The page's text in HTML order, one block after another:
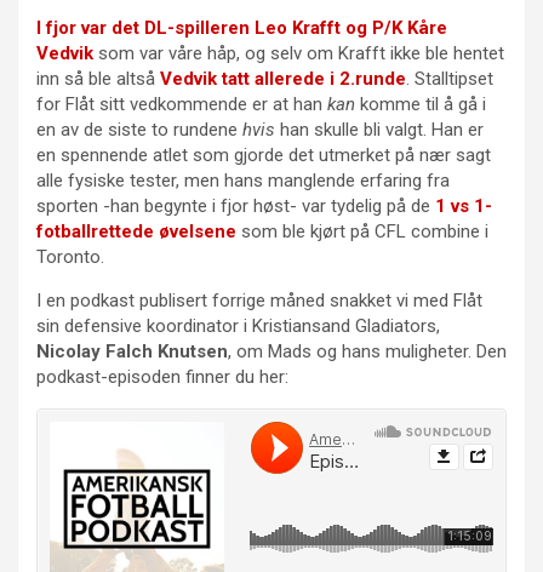
I fjor var det DL-spilleren Leo Krafft og P/K Kåre
Vedvik som var våre håp, og selv om Krafft ikke ble hentet
inn så ble altså Vedvik tatt allerede i 2.runde. Stalltipset
for Flåt sitt vedkommende er at han kan komme til å gå i
en av de siste to rundene hvis han skulle bli valgt. Han er
en spennende atlet som gjorde det utmerket på nær sagt
alle fysiske tester, men hans manglende erfaring fra
sporten -han begynte i fjor høst- var tydelig på de 1 vs 1-
fotballrettede øvelsene som ble kjørt på CFL combine i
Toronto.
I en podkast publisert forrige måned snakket vi med Flåt
sin defensive koordinator i Kristiansand Gladiators,
Nicolay Falch Knutsen, om Mads og hans muligheter. Den
podkast-episoden finner du her: